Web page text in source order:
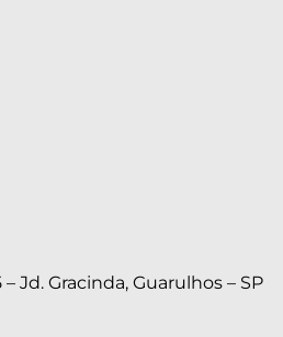
Jd. Gracinda, Guarulhos – SP